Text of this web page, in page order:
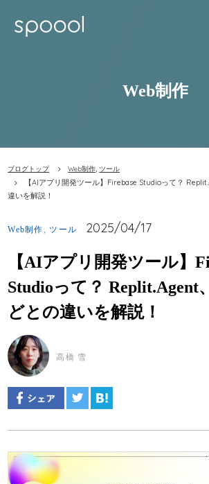
Web制作
ブログトップ Web制作,ツール
【AIアプリ開発ツール】Firebase Studioって？
違いを解説！
Web制作, ツール 2025/04/17
【AIアプリ開発ツール】
Studioって？ Replit.Agent
どとの違いを解説！
高橋 雪